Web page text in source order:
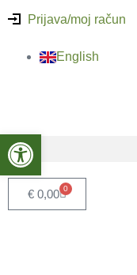
Prijava/moj račun
English
€ 0,00 0
Open toolbar